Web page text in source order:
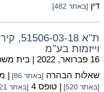
דין [באתר 482]
ת"א
וייזמות בע''מ
16 פברואר, 2022 | בית
שאלות הבהרה [באתר 86] |
[באתר 520] | טופס 4 [באתר 21]